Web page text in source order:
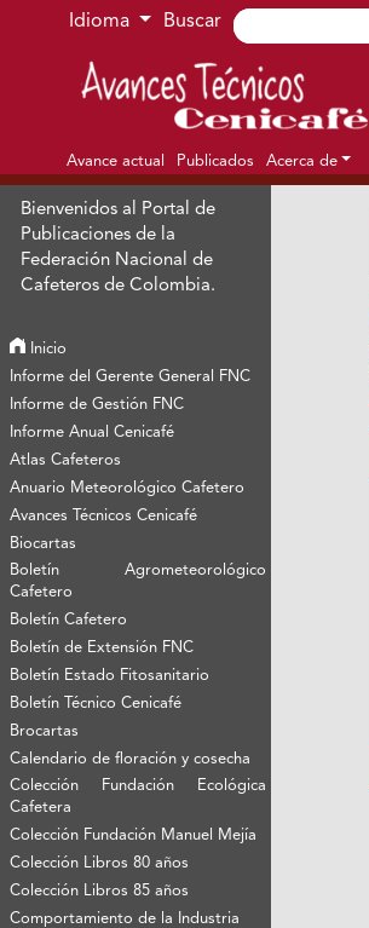
Ir al menú de navegación principal
Ir al contenido principal
Ir al pie de página del sitio
Idioma Buscar
Avance actual Publicados Acerca de
Bienvenidos al Portal de
Publicaciones de la
Federación Nacional de
Cafeteros de Colombia.
Inicio
Informe del Gerente General FNC
Informe de Gestión FNC
Informe Anual Cenicafé
Atlas Cafeteros
Anuario Meteorológico Cafetero
Avances Técnicos Cenicafé
Biocartas
Boletín Agrometeorológico
Cafetero
Boletín Cafetero
Boletín de Extensión FNC
Boletín Estado Fitosanitario
Boletín Técnico Cenicafé
Brocartas
Calendario de floración y cosecha
Colección Fundación Ecológica
Cafetera
Colección Fundación Manuel Mejía
Colección Libros 80 años
Colección Libros 85 años
Comportamiento de la Industria